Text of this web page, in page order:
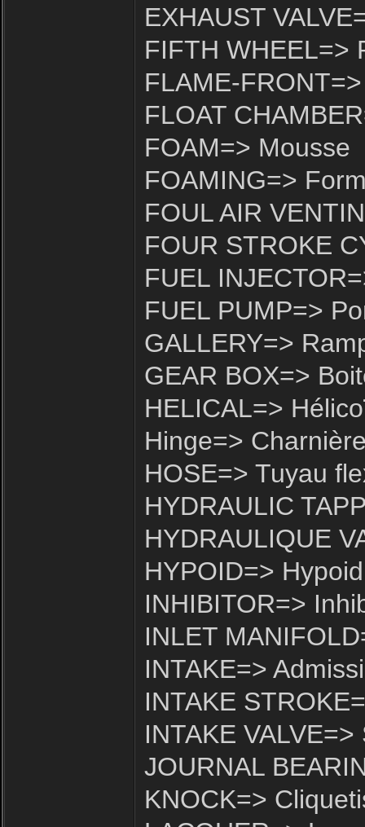
EXHAUST
FIFTH WHEEL=>
FLAME-
FLOAT
FOAM=> Mousse
FOAMING=>
FOUL AIR
FOUR STROKE
FUEL
FUEL PUMP=>
GALLERY=>
GEAR BOX=>
HELICAL=>
Hinge=>
HOSE=> Tuyau
HYDRAULIC
HYDRAULIQUE
HYPOID=> Hypoid
INHIBITOR=>
INLET
INTAKE=>
INTAKE
INTAKE
JOURNAL
KNOCK=>